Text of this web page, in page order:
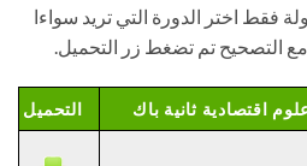
فقط اختر الدورة التي تريد سواءا
مع التصحيح تم تضغط زر التحميل.
اقتصادية ثانية باك التحميل